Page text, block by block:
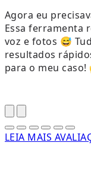
Agora eu
Essa ferramenta
voz e fotos 😅
resultados
para o meu caso!
LEIA MAIS